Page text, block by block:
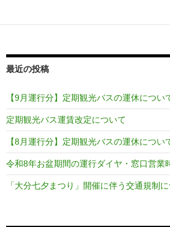
ー
ョ
最近の投稿
【9月運行分】定期観光バスの運休につい
定期観光バス運賃改定について
【8月運行分】定期観光バスの運休につい
令和8年お盆期間の運行ダイヤ・窓口営業
「大分七夕まつり」開催に伴う交通規制